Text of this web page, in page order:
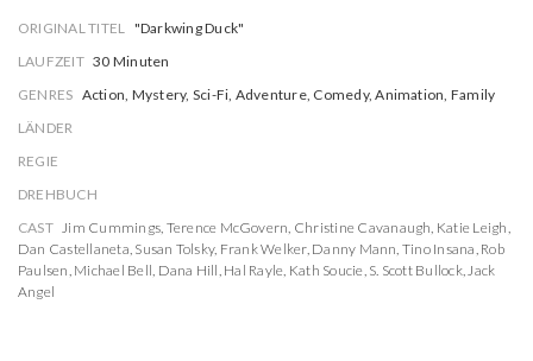
ORIGINAL TITEL "Darkwing Duck"
LAUFZEIT 30 Minuten
GENRES Action, Mystery, Sci-Fi, Adventure, Comedy, Animation, Family
LÄNDER
REGIE
DREHBUCH
CAST Jim Cummings, Terence McGovern, Christine Cavanaugh, Katie Leigh,
Dan Castellaneta, Susan Tolsky, Frank Welker, Danny Mann, Tino Insana, Rob
Paulsen, Michael Bell, Dana Hill, Hal Rayle, Kath Soucie, S. Scott Bullock,Jack
Angel